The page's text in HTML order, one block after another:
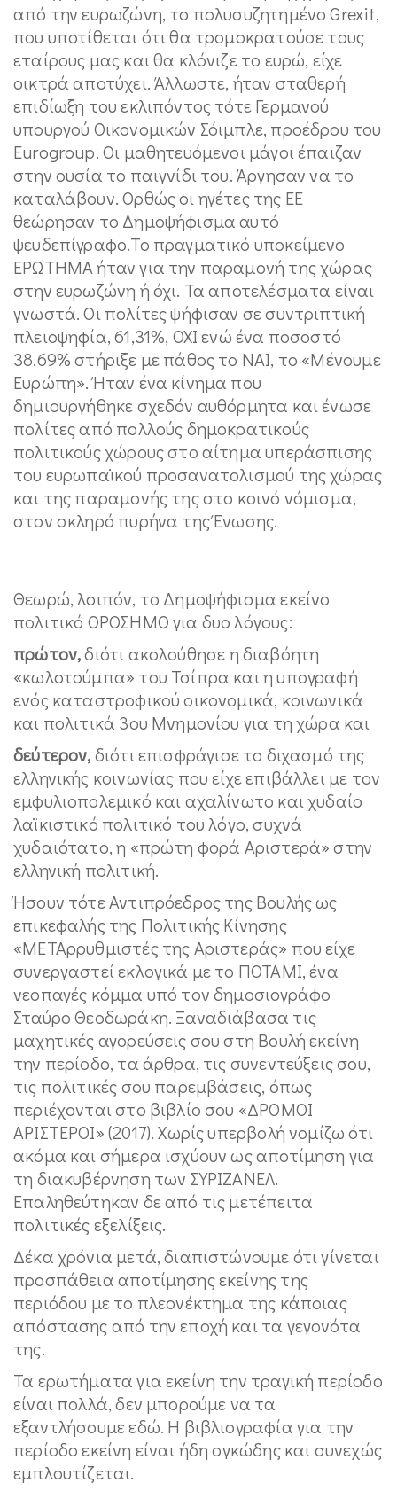
από την ευρωζώνη, το πολυσυζητημένο Grexit,
που υποτίθεται ότι θα τρομοκρατούσε τους
εταίρους μας και θα κλόνιζε το ευρώ, είχε
οικτρά αποτύχει. Άλλωστε, ήταν σταθερή
επιδίωξη του εκλιπόντος τότε Γερμανού
υπουργού Οικονομικών Σόιμπλε, προέδρου του
Eurogroup. Οι μαθητευόμενοι μάγοι έπαιζαν
στην ουσία το παιγνίδι του. Άργησαν να το
καταλάβουν. Ορθώς οι ηγέτες της ΕΕ
θεώρησαν το Δημοψήφισμα αυτό
ψευδεπίγραφο.Το πραγματικό υποκείμενο
ΕΡΩΤΗΜΑ ήταν για την παραμονή της χώρας
στην ευρωζώνη ή όχι. Τα αποτελέσματα είναι
γνωστά. Οι πολίτες ψήφισαν σε συντριπτική
πλειοψηφία, 61,31%, ΟΧΙ ενώ ένα ποσοστό
38.69% στήριξε με πάθος το ΝΑΙ, το «Μένουμε
Ευρώπη». Ήταν ένα κίνημα που
δημιουργήθηκε σχεδόν αυθόρμητα και ένωσε
πολίτες από πολλούς δημοκρατικούς
πολιτικούς χώρους στο αίτημα υπεράσπισης
του ευρωπαϊκού προσανατολισμού της χώρας
και της παραμονής της στο κοινό νόμισμα,
στον σκληρό πυρήνα της Ένωσης.
Θεωρώ, λοιπόν, το Δημοψήφισμα εκείνο
πολιτικό ΟΡΟΣΗΜΟ για δυο λόγους:
πρώτον,διότι ακολούθησε η διαβόητη
«κωλοτούμπα» του Τσίπρα και η υπογραφή
ενός καταστροφικού οικονομικά, κοινωνικά
και πολιτικά 3ου Μνημονίου για τη χώρα και
δεύτερον,διότι επισφράγισε το διχασμό της
ελληνικής κοινωνίας που είχε επιβάλλει με τον
εμφυλιοπολεμικό και αχαλίνωτο και χυδαίο
λαϊκιστικό πολιτικό του λόγο, συχνά
χυδαιότατο, η «πρώτη φορά Αριστερά» στην
ελληνική πολιτική.
Ήσουν τότε Αντιπρόεδρος της Βουλής ως
επικεφαλής της Πολιτικής Κίνησης
«ΜΕΤΑρρυθμιστές της Αριστεράς» που είχε
συνεργαστεί εκλογικά με το ΠΟΤΑΜΙ, ένα
νεοπαγές κόμμα υπό τον δημοσιογράφο
Σταύρο Θεοδωράκη. Ξαναδιάβασα τις
μαχητικές αγορεύσεις σου στη Βουλή εκείνη
την περίοδο, τα άρθρα, τις συνεντεύξεις σου,
τις πολιτικές σου παρεμβάσεις, όπως
περιέχονται στο βιβλίο σου «ΔΡΟΜΟΙ
ΑΡΙΣΤΕΡΟΙ» (2017). Χωρίς υπερβολή νομίζω ότι
ακόμα και σήμερα ισχύουν ως αποτίμηση για
τη διακυβέρνηση των ΣΥΡΙΖΑΝΕΛ.
Επαληθεύτηκαν δε από τις μετέπειτα
πολιτικές εξελίξεις.
Δέκα χρόνια μετά, διαπιστώνουμε ότι γίνεται
προσπάθεια αποτίμησης εκείνης της
περιόδου με το πλεονέκτημα της κάποιας
απόστασης από την εποχή και τα γεγονότα
της.
Τα ερωτήματα για εκείνη την τραγική περίοδο
είναι πολλά, δεν μπορούμε να τα
εξαντλήσουμε εδώ. Η βιβλιογραφία για την
περίοδο εκείνη είναι ήδη ογκώδης και συνεχώς
εμπλουτίζεται.